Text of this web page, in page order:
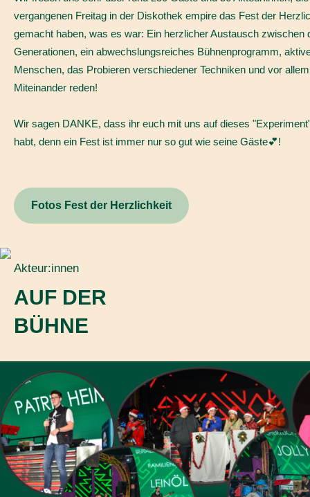
vergangenen Freitag in der Diskothek empire das Fest der
gemacht haben, was es war: Ein herzlicher Austausch zwischen
Generationen, ein abwechslungsreiches Bühnenprogramm,
Menschen, das Probieren verschiedener Techniken und vor
Miteinander reden!
Wir sagen DANKE, dass ihr euch mit uns auf dieses
habt, denn ein Fest ist immer nur so gut wie seine Gäste💕!
Fotos Fest der Herzlichkeit
Akteur:innen
AUF DER
BÜHNE